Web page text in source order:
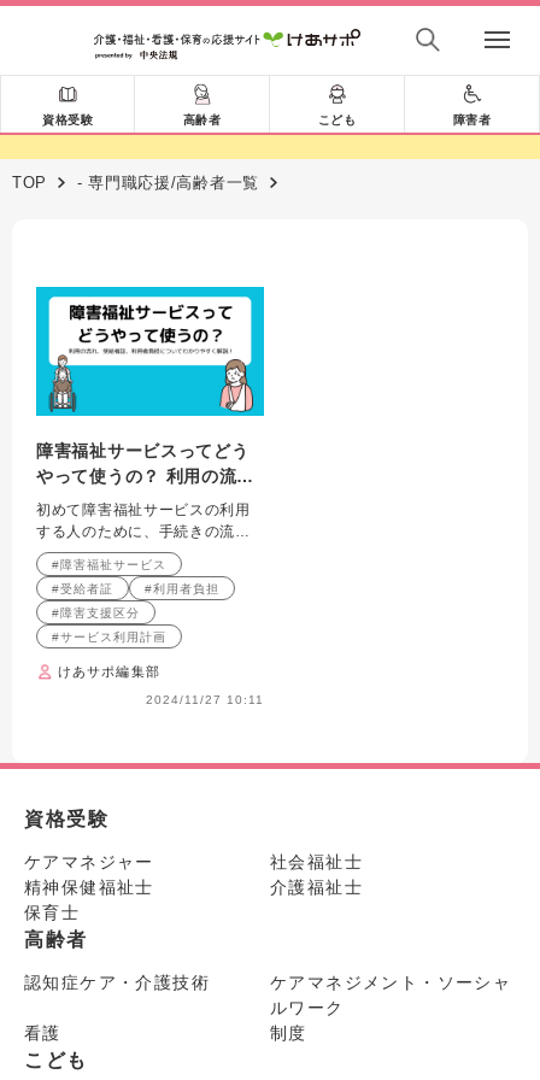
資格受験 高齢者 こども 障害者
TOP - 専門職応援/高齢者一覧
障害福祉サービスってどう
やって使うの？ 利用の流
れ、受給者証、利用者負担
についてわかりやすく解
説！
初めて障害福祉サービスの利用
する人のために、手続きの流れ
からお金の話までまるっと解
説！
#障害福祉サービス
#受給者証
#利用者負担
#障害支援区分
#サービス利用計画
けあサポ編集部
2024/11/27 10:11
資格受験
ケアマネジャー
社会福祉士
精神保健福祉士
介護福祉士
保育士
高齢者
認知症ケア・介護技術
ケアマネジメント・ソーシャ
ルワーク
看護
制度
こども